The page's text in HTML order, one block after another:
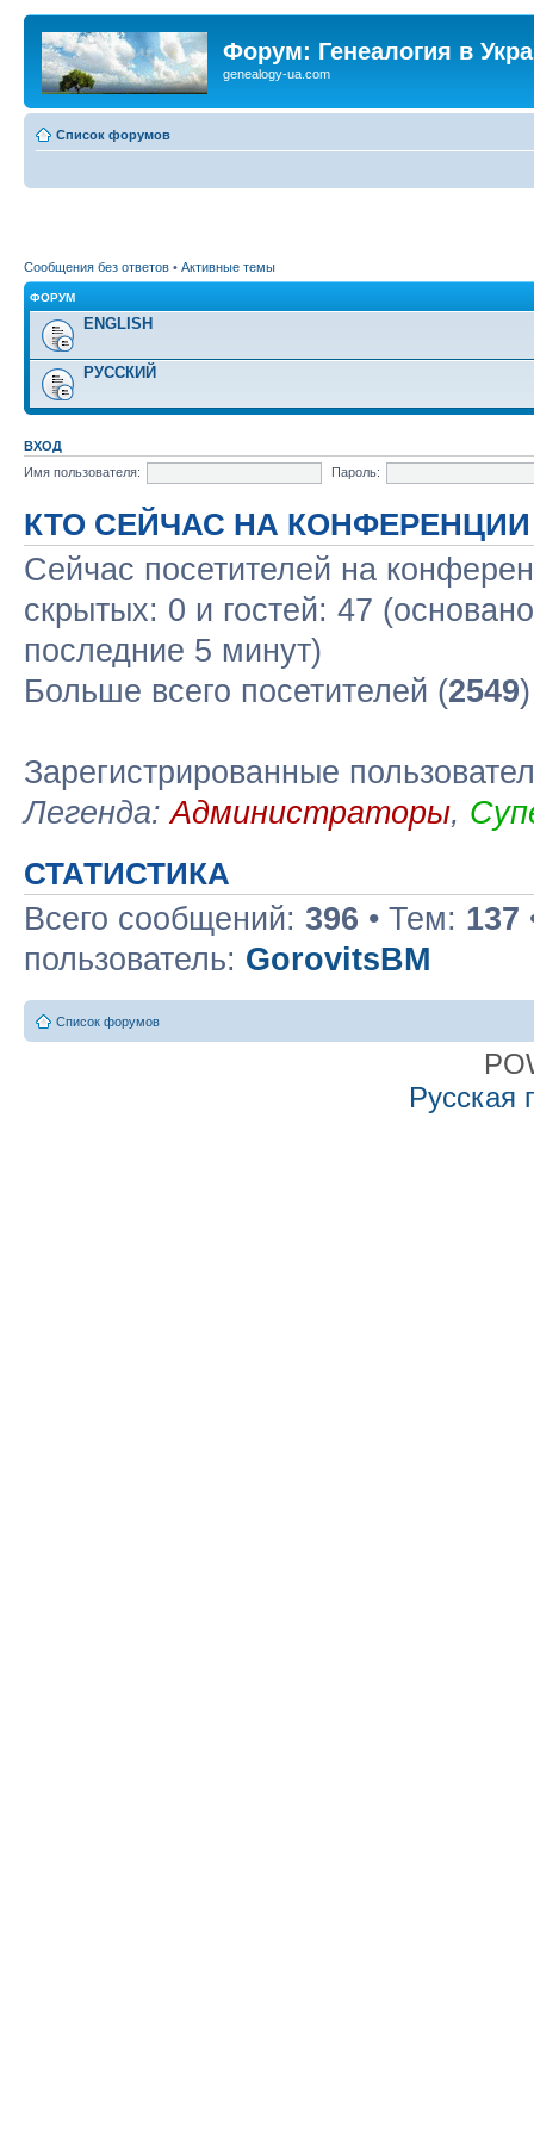
Форум: Генеалогия в
genealogy-ua.com
Список форумов
Сообщения без ответов • Активные темы
ФОРУМ
ENGLISH
РУССКИЙ
ВХОД
Имя пользователя:
Пароль:
КТО СЕЙЧАС НА КОНФЕРЕНЦИИ
Сейчас посетителей на
скрытых: 0 и гостей: 47
последние 5 минут)
Больше всего посетителей (2549
Зарегистрированные
Легенда:Администраторы,
СТАТИСТИКА
Всего сообщений: 396 • Тем: 137
пользователь: GorovitsBM
Список форумов
Русская